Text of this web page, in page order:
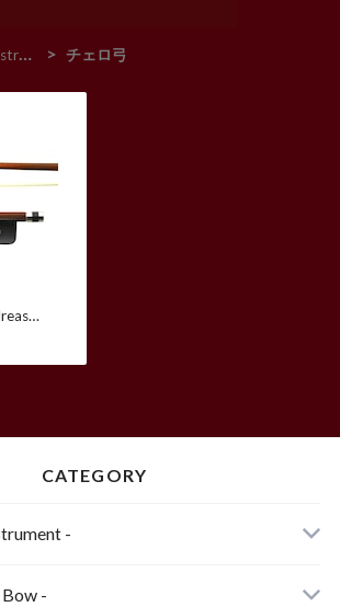
- チェロ弓
CATEGORY
-
-